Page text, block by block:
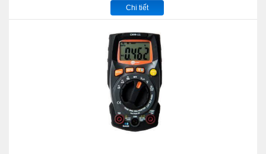
Chi tiết